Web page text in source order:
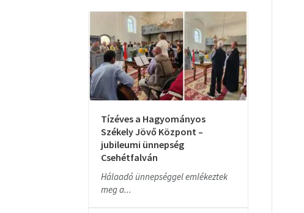
Tízéves a Hagyományos
Székely Jövő Központ –
jubileumi ünnepség
Csehétfalván
Hálaadó ünnepséggel emlékeztek
meg a...